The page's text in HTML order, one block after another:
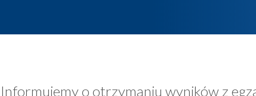
Informujemy o otrzymaniu wyników z